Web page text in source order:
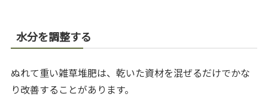
水分を調整する
ぬれて重い雑草堆肥は、乾いた資材を混ぜるだけでかな
り改善することがあります。